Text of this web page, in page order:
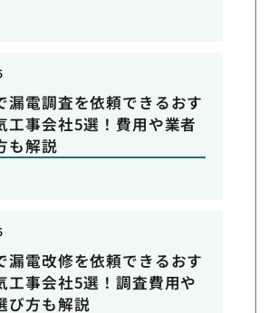
漏電調査を依頼できるおす
工事会社5選！費用や業者
も解説
漏電改修を依頼できるおす
工事会社5選！調査費用や
び方も解説